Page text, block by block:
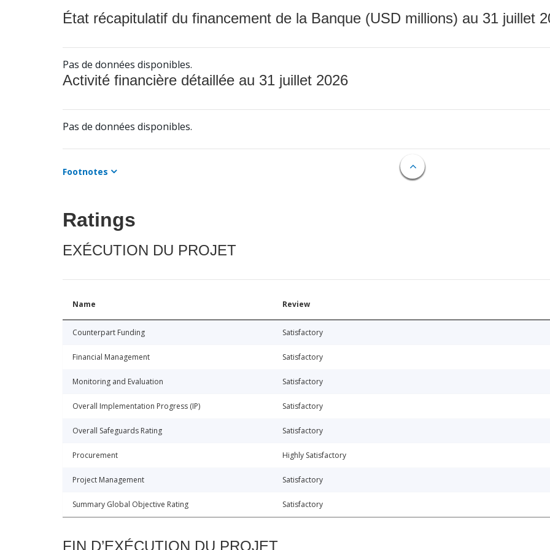
État récapitulatif du financement de la Banque (USD millions) au 31 juillet
Pas de données disponibles.
Activité financière détaillée au 31 juillet 2026
Pas de données disponibles.
Footnotes
Ratings
EXÉCUTION DU PROJET
Name Review
Counterpart Funding Satisfactory
Financial Management Satisfactory
Monitoring and Evaluation Satisfactory
Overall Implementation Progress (IP) Satisfactory
Overall Safeguards Rating Satisfactory
Procurement Highly Satisfactory
Project Management Satisfactory
Summary Global Objective Rating Satisfactory
FIN D’EXÉCUTION DU PROJET